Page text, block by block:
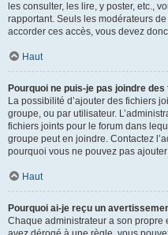
les consulter, les lire, y poster, etc.,
rapportant. Seuls les modérateurs
accorder ces accès, vous devez
Haut
Pourquoi ne puis-je pas joindre
La possibilité d’ajouter des fichiers
groupe, ou par utilisateur.
fichiers joints pour le forum dans
groupe peut en joindre. Contactez
pourquoi vous ne pouvez pas
Haut
Pourquoi ai-je reçu un
Chaque administrateur a son propre